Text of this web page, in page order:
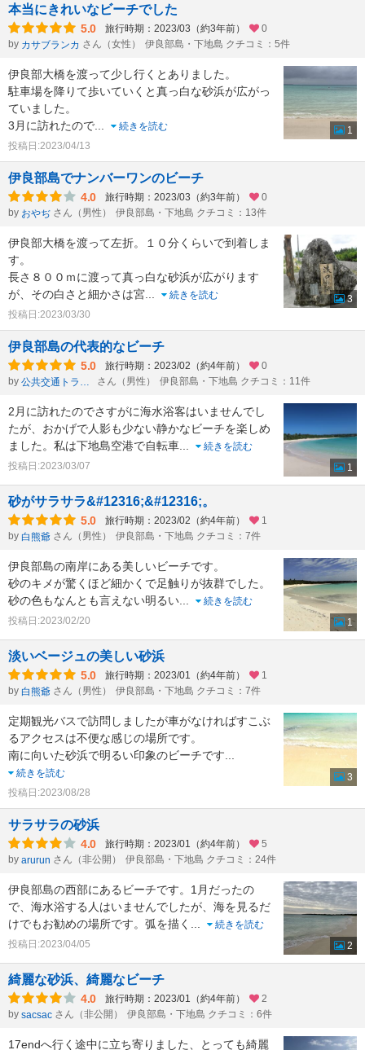
本当にきれいなビーチでした
5.0 旅行時期：2023/03（約3年前）
0
by カサブランカ さん（女性） 伊良部島・下地島 クチコミ：5件
伊良部大橋を渡って少し行くとありました。
駐車場を降りて歩いていくと真っ白な砂浜が広がっ
ていました。
3月に訪れたので
続きを読む
投稿日:2023/04/13
1
伊良部島でナンバーワンのビーチ
4.0 旅行時期：2023/03（約3年前）
0
by おやぢ さん（男性） 伊良部島・下地島 クチコミ：13件
伊良部大橋を渡って左折。１０分くらいで到着しま
す。
長さ８００ｍに渡って真っ白な砂浜が広がります
が、その白さと細かさは宮
続きを読む
投稿日:2023/03/30
3
伊良部島の代表的なビーチ
5.0 旅行時期：2023/02（約4年前）
0
by
公共交通トラベラーken さん（男性） 伊良部島・下地島 クチコミ：11件
2月に訪れたのでさすがに海水浴客はいませんでし
たが、おかげで人影も少ない静かなビーチを楽しめ
ました。私は下地島空港で自転車
続きを読む
投稿日:2023/03/07
1
砂がサラサラ&#12316;&#12316;。
5.0 旅行時期：2023/02（約4年前）
1
by 白熊爺 さん（男性） 伊良部島・下地島 クチコミ：7件
伊良部島の南岸にある美しいビーチです。
砂のキメが驚くほど細かくで足触りが抜群でした。
砂の色もなんとも言えない明るい
続きを読む
投稿日:2023/02/20
1
淡いベージュの美しい砂浜
5.0 旅行時期：2023/01（約4年前）
1
by 白熊爺 さん（男性） 伊良部島・下地島 クチコミ：7件
定期観光バスで訪問しましたが車がなければすこぶ
るアクセスは不便な感じの場所です。
南に向いた砂浜で明るい印象のビーチです
続きを読む
投稿日:2023/08/28
3
サラサラの砂浜
4.0 旅行時期：2023/01（約4年前）
5
by arurun さん（非公開） 伊良部島・下地島 クチコミ：24件
伊良部島の西部にあるビーチです。1月だったの
で、海水浴する人はいませんでしたが、海を見るだ
けでもお勧めの場所です。弧を描く
続きを読む
投稿日:2023/04/05
2
綺麗な砂浜、綺麗なビーチ
4.0 旅行時期：2023/01（約4年前）
2
by sacsac さん（非公開） 伊良部島・下地島 クチコミ：6件
17endへ行く途中に立ち寄りました、とっても綺麗